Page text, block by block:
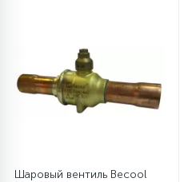
Таходатчики
ТЭНы
Улитки помп
Шаровый вентиль Becool